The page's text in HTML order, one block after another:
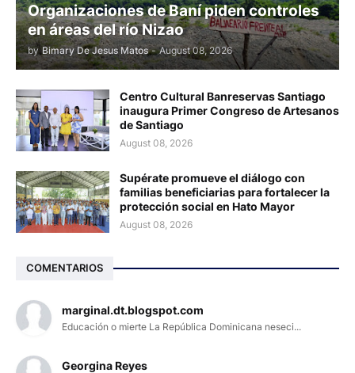
Organizaciones de Baní piden controles
en áreas del río Nizao
by Bimary De Jesus Matos - August 08, 2026
Centro Cultural Banreservas Santiago
inaugura Primer Congreso de Artesanos
de Santiago
August 08, 2026
Supérate promueve el diálogo con
familias beneficiarias para fortalecer la
protección social en Hato Mayor
August 08, 2026
COMENTARIOS
marginal.dt.blogspot.com
Educación o mierte La República Dominicana neseci...
Georgina Reyes